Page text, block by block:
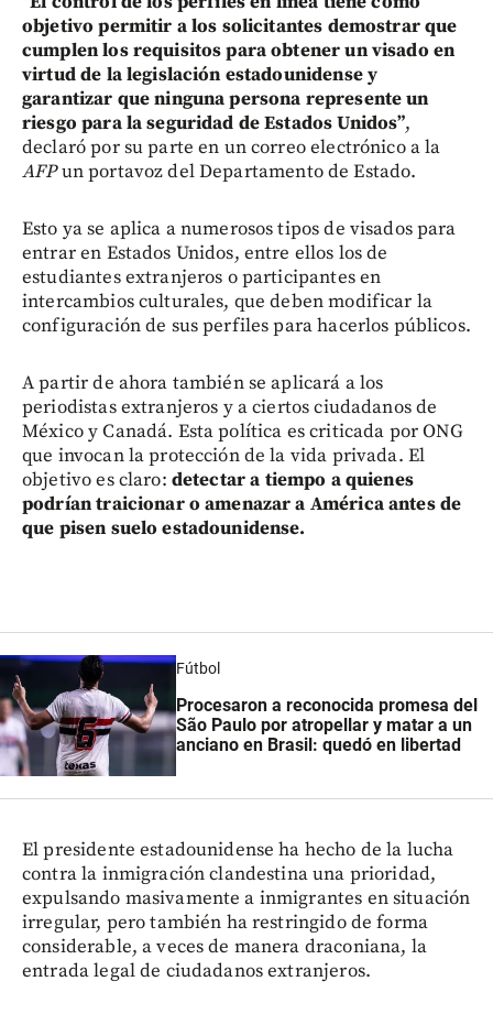
objetivo permitir a los solicitantes demostrar que
cumplen los requisitos para obtener un visado en
virtud de la legislación estadounidense y
garantizar que ninguna persona represente un
riesgo para la seguridad de Estados Unidos”,
declaró por su parte en un correo electrónico a la
AFPun portavoz del Departamento de Estado.
Esto ya se aplica a numerosos tipos de visados para
entrar en Estados Unidos, entre ellos los de
estudiantes extranjeros o participantes en
intercambios culturales, que deben modificar la
configuración de sus perfiles para hacerlos públicos.
A partir de ahora también se aplicará a los
periodistas extranjeros y a ciertos ciudadanos de
México y Canadá. Esta política es criticada por ONG
que invocan la protección de la vida privada. El
objetivo es claro: detectar a tiempo a quienes
podrían traicionar o amenazar a América antes de
que pisen suelo estadounidense.
Fútbol
Procesaron a reconocida promesa del
São Paulo por atropellar y matar a un
anciano en Brasil: quedó en libertad
El presidente estadounidense ha hecho de la lucha
contra la inmigración clandestina una prioridad,
expulsando masivamente a inmigrantes en situación
irregular, pero también ha restringido de forma
considerable, a veces de manera draconiana, la
entrada legal de ciudadanos extranjeros.